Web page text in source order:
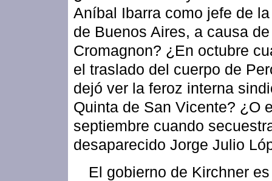
Aníbal Ibarra como jefe de
de Buenos Aires, a causa de
Cromagnon? ¿En octubre
el traslado del cuerpo de
dejó ver la feroz interna
Quinta de San Vicente? ¿O
septiembre cuando
desaparecido Jorge Julio
El gobierno de Kirchner